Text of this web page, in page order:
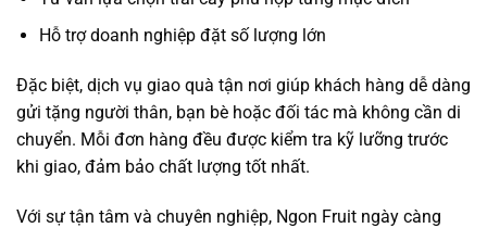
Hỗ trợ doanh nghiệp đặt số lượng lớn
Đặc biệt, dịch vụ giao quà tận nơi giúp khách hàng dễ dàng
gửi tặng người thân, bạn bè hoặc đối tác mà không cần di
chuyển. Mỗi đơn hàng đều được kiểm tra kỹ lưỡng trước
khi giao, đảm bảo chất lượng tốt nhất.
Với sự tận tâm và chuyên nghiệp, Ngon Fruit ngày càng